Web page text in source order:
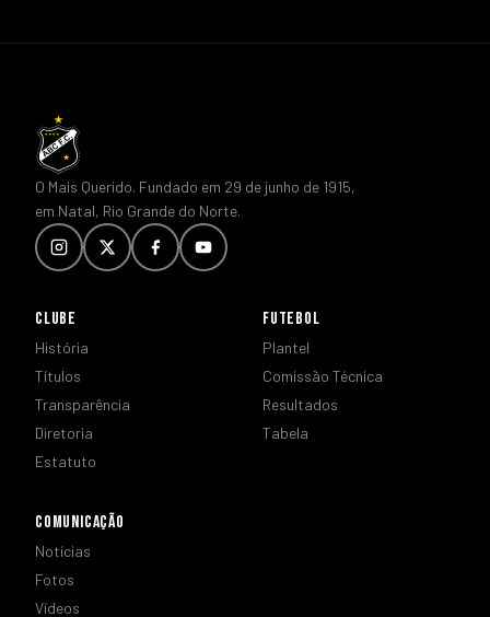
O Mais Querido. Fundado em 29 de junho de 1915,
em Natal, Rio Grande do Norte.
CLUBE
História
Títulos
Transparência
Diretoria
Estatuto
FUTEBOL
Plantel
Comissão Técnica
Resultados
Tabela
COMUNICAÇÃO
Notícias
Fotos
Vídeos